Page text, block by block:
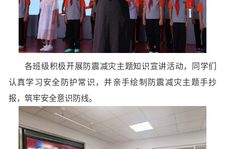
各班级积极开展防震减灾主题知识宣讲活动，同学们
认真学习安全防护常识，并亲手绘制防震减灾主题手抄
报，筑牢安全意识防线。